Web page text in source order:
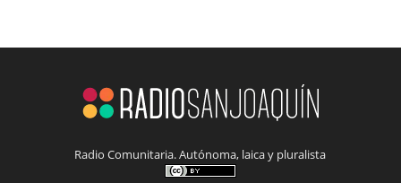
Radio Comunitaria. Autónoma, laica y pluralista